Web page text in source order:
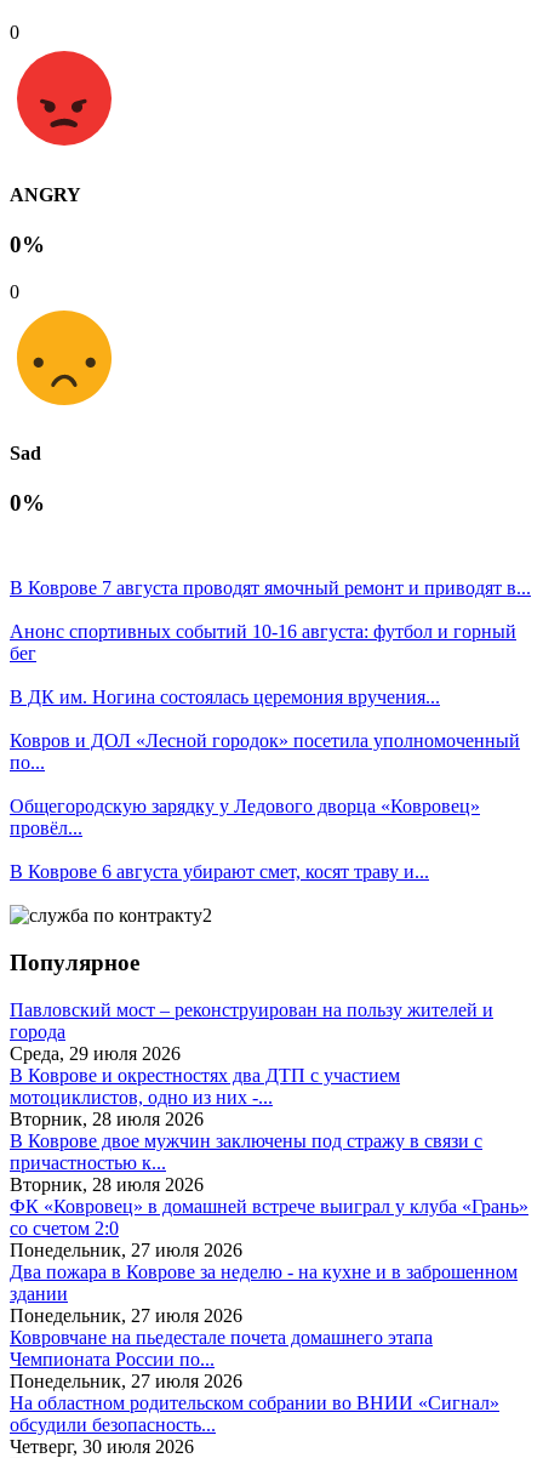
0
ANGRY
0%
0
Sad
0%
В Коврове 7 августа проводят ямочный ремонт и приводят в...
Анонс спортивных событий 10-16 августа: футбол и горный
бег
В ДК им. Ногина состоялась церемония вручения...
Ковров и ДОЛ «Лесной городок» посетила уполномоченный
по...
Общегородскую зарядку у Ледового дворца «Ковровец»
провёл...
В Коврове 6 августа убирают смет, косят траву и...
Популярное
Павловский мост – реконструирован на пользу жителей и
города
Среда, 29 июля 2026
В Коврове и окрестностях два ДТП с участием
мотоциклистов, одно из них -...
Вторник, 28 июля 2026
В Коврове двое мужчин заключены под стражу в связи с
причастностью к...
Вторник, 28 июля 2026
ФК «Ковровец» в домашней встрече выиграл у клуба «Грань»
со счетом 2:0
Понедельник, 27 июля 2026
Два пожара в Коврове за неделю - на кухне и в заброшенном
здании
Понедельник, 27 июля 2026
Ковровчане на пьедестале почета домашнего этапа
Чемпионата России по...
Понедельник, 27 июля 2026
На областном родительском собрании во ВНИИ «Сигнал»
обсудили безопасность...
Четверг, 30 июля 2026